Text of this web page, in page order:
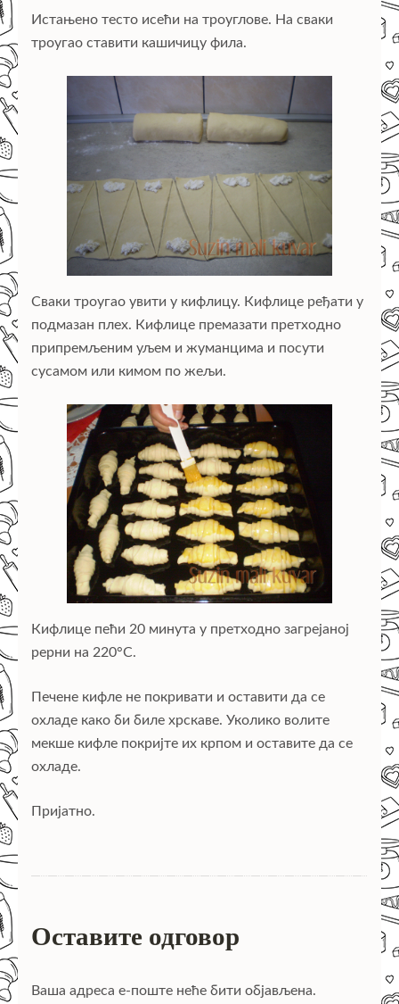
Истањено тесто исећи на троуглове. На сваки
троугао ставити кашичицу фила.
Сваки троугао увити у кифлицу. Кифлице ређати у
подмазан плех. Кифлице премазати претходно
припремљеним уљем и жуманцима и посути
сусамом или кимом по жељи.
Кифлице пећи 20 минута у претходно загрејаној
рерни на 220°C.
Печене кифле не покривати и оставити да се
охладе како би биле хрскаве. Уколико волите
мекше кифле покријте их крпом и оставите да се
охладе.
Пријатно.
Оставите одговор
Ваша адреса е-поште неће бити објављена.